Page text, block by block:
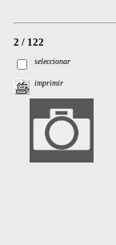
2 / 122
seleccionar
imprimir